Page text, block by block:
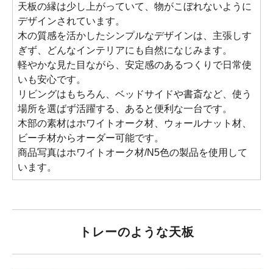
天板の縁は少し上がっていて、物がこぼれないように
デザインされています。
木の質感を活かしたシンプルなデザインは、主張しす
ぎず、どんなインテリアにも自然になじみます。
軽やかな見た目ながら、安定感のあるつくりで日常使
いも安心です。
リビングはもちろん、ベッドサイドや書斎など、使う
場所を選ばず活躍する、あると便利な一台です。
木部の素材はホワイトオーク材、ウォールナット材、
ビーチ材からオーダー可能です。
商品写真はホワイトオーク材/N5色の製品を使用して
います。
トレーのような天板